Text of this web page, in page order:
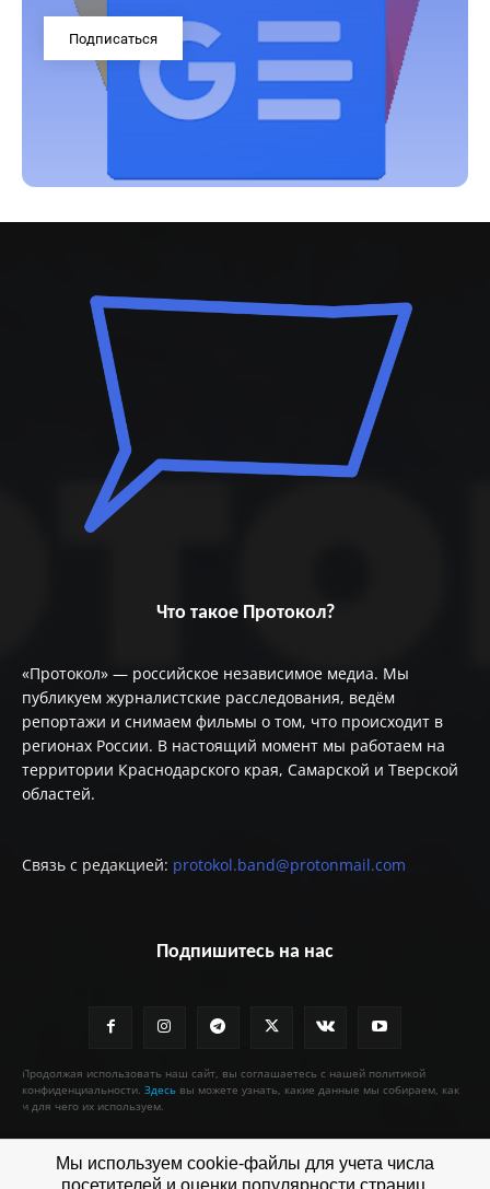
Подписаться
Что такое Протокол?
«Протокол» — российское независимое медиа. Мы
публикуем журналистские расследования, ведём
репортажи и снимаем фильмы о том, что происходит в
регионах России. В настоящий момент мы работаем на
территории Краснодарского края, Самарской и Тверской
областей.
Связь с редакцией: protokol.band@protonmail.com
Подпишитесь на нас
Продолжая использовать наш сайт, вы соглашаетесь с нашей политикой
конфиденциальности. Здесь вы можете узнать, какие данные мы собираем, как
и для чего их используем.
Мы используем cookie-файлы для учета числа
посетителей и оценки популярности страниц.